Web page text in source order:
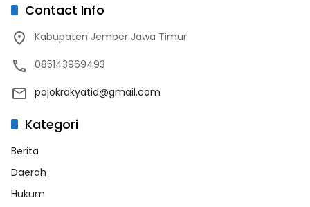
Contact Info
Kabupaten Jember Jawa Timur
085143969493
pojokrakyatid@gmail.com
Kategori
Berita
Daerah
Hukum